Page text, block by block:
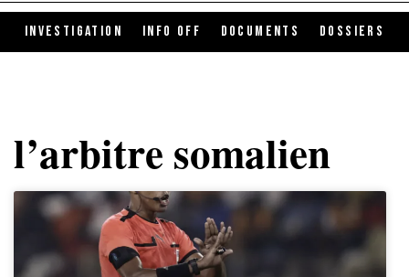
INVESTIGATION INFO OFF DOCUMENTS DOSSIERS
l’arbitre somalien